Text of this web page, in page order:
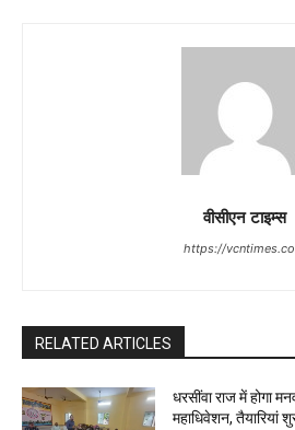
वीसीएन टाइम्स
https://
RELATED ARTICLES
धरसींवा राज में होगा
महाधिवेशन, तैयारियां